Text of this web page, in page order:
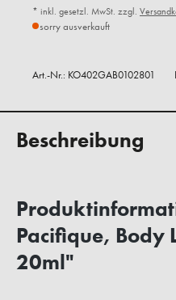
* inkl. gesetzl. MwSt. zzgl.
sorry ausverkauft
Art.-Nr.: KO402GAB0102801
Beschreibung
Pacifique, Body
20ml"